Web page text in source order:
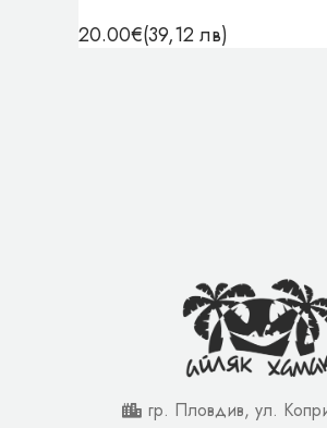
20.00€(39,12 лв)
гр. Пловдив, ул.